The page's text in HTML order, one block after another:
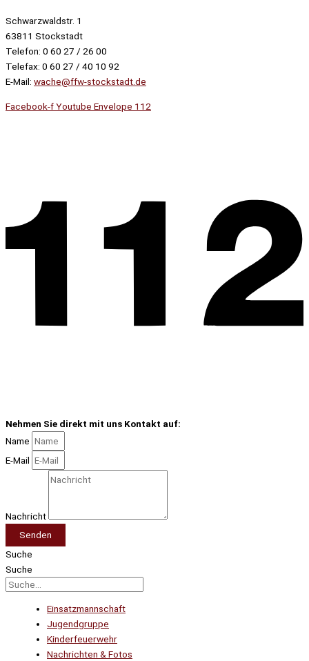
Schwarzwaldstr. 1
63811 Stockstadt
Telefon: 0 60 27 / 26 00
Telefax: 0 60 27 / 40 10 92
E-Mail: wache@ffw-stockstadt.de
Facebook-fYoutube Envelope 112
Nehmen Sie direkt mit uns Kontakt auf:
Name
E-Mail
Nachricht
Senden
Suche
Suche
Einsatzmannschaft
Jugendgruppe
Kinderfeuerwehr
Nachrichten & Fotos